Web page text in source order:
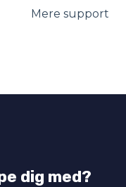
Mere support
dig med?